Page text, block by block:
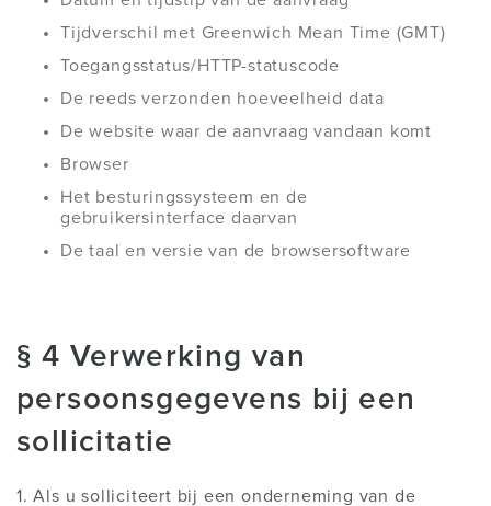
Tijdverschil met Greenwich Mean Time (GMT)
Toegangsstatus/HTTP-statuscode
De reeds verzonden hoeveelheid data
De website waar de aanvraag vandaan komt
Browser
Het besturingssysteem en de
gebruikersinterface daarvan
De taal en versie van de browsersoftware
§ 4 Verwerking van
persoonsgegevens bij een
sollicitatie
1. Als u solliciteert bij een onderneming van de